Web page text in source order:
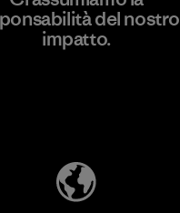
più
del nostro
impatto.